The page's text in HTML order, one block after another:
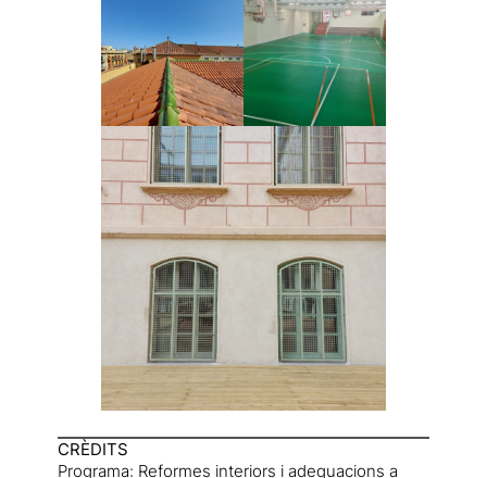
CRÈDITS
Programa: Reformes interiors i adequacions a